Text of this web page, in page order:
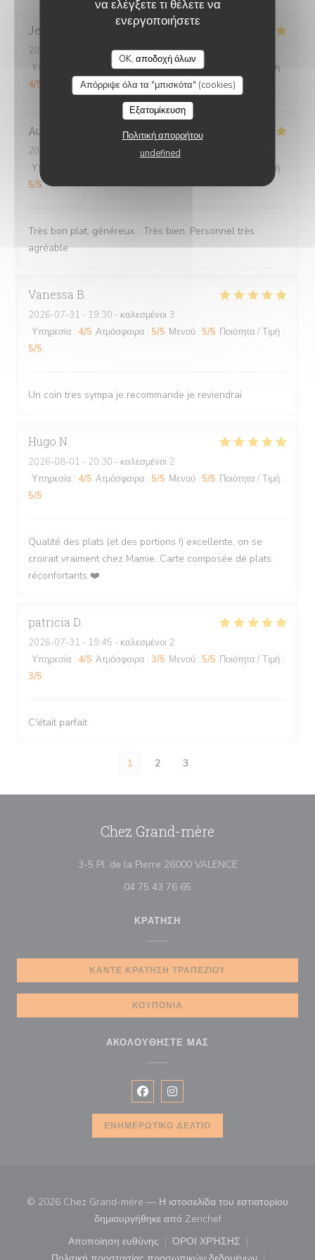
να ελέγξετε τι θέλετε να
ενεργοποιήσετε
OK, αποδοχή όλων
Απόρριψε όλα τα "μπισκότα" (cookies)
Εξατομίκευση
Πολιτική απορρήτου
undefined
Jerome
2026-08-01
- 21:15 - καλεσμένοι 4
Υπηρεσία
Ατμόσφαιρα:5/5 Μενού:5 Ποιότητα / Τιμή :
4/5
Aurélie
2026-08-03
- 19:45 - καλεσμένοι 2
Υπηρεσία
Ποιότητα / Τιμή :
5/5
Très bon plat, généreux... Très bien. Personnel très
agréable
Vanessa B
2026-07-31 - 19:30 - καλεσμένοι 3
Υπηρεσία : 4/5 Ατμόσφαιρα : 5/5 Μενού : 5/5 Ποιότητα / Τιμή :
5/5
Un coin tres sympa je recommande je reviendrai
Hugo N
2026-08-01 - 20:30 - καλεσμένοι 2
Υπηρεσία : 4/5 Ατμόσφαιρα : 5/5 Μενού : 5/5 Ποιότητα / Τιμή :
5/5
Qualité des plats (et des portions !) excellente, on se
croirait vraiment chez Mamie. Carte composée de plats
réconfortants ❤️
patricia D
2026-07-31 - 19:45 - καλεσμένοι 2
Υπηρεσία : 4/5 Ατμόσφαιρα : 3/5 Μενού : 5/5 Ποιότητα / Τιμή :
3/5
C'était parfait
1 2 3
Chez Grand-mère
3-5 Pl. de la Pierre 26000 VALENCE((ανοίγει σε νέο
04 75 43 76 65
ΚΡΆΤΗΣΗ
ΚΆΝΤΕ ΚΡΆΤΗΣΗ ΤΡΑΠΕΖΙΟΎ
ΚΟΥΠΌΝΙΑ
ΑΚΟΛΟΥΘΉΣΤΕ ΜΑΣ
Facebook ((ανοίγει σε νέο
Instagram ((ανοίγει σε νέο
ΕΝΗΜΕΡΩΤΙΚΌ ΔΕΛΤΊΟ
© 2026 Chez Grand-mère — Η ιστοσελίδα του εστιατορίου
δημιουργήθηκε από Zenchef((ανοίγει σε νέο
Αποποίηση ευθύνης
((ανοίγει σε νέο παράθυρο))
ΌΡΟΙ ΧΡΉΣΗΣ
((ανοίγει σε νέο
CHEZ GRAND-MÈRE